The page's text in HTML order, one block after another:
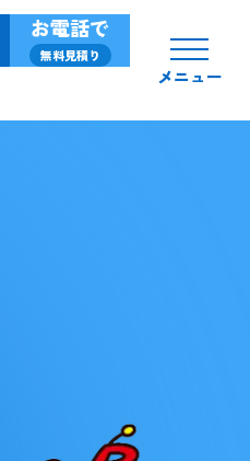
お電話で
無料見積り
メニュー